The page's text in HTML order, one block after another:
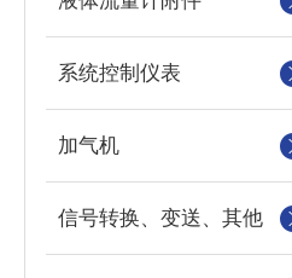
系统控制仪表
加气机
信号转换、变送、其他